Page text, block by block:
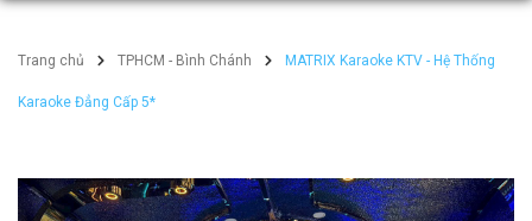
Trang chủ TPHCM - Bình Chánh MATRIX Karaoke KTV - Hệ Thống
Karaoke Đẳng Cấp 5*